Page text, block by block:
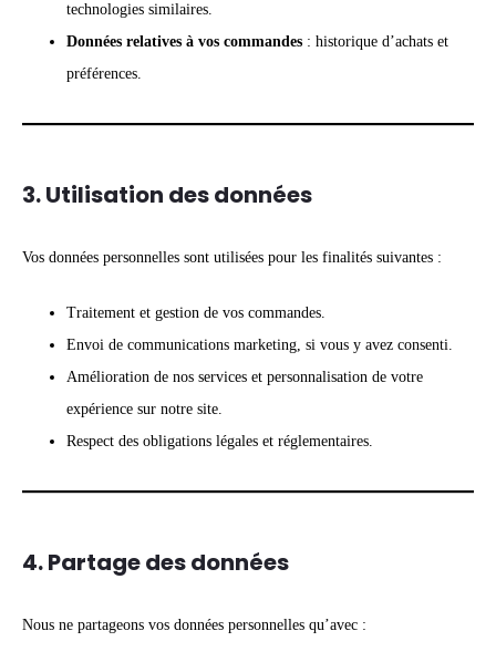
technologies similaires.
Données relatives à vos commandes : historique d’achats et
préférences.
3. Utilisation des données
Vos données personnelles sont utilisées pour les finalités suivantes :
Traitement et gestion de vos commandes.
Envoi de communications marketing, si vous y avez consenti.
Amélioration de nos services et personnalisation de votre
expérience sur notre site.
Respect des obligations légales et réglementaires.
4. Partage des données
Nous ne partageons vos données personnelles qu’avec :